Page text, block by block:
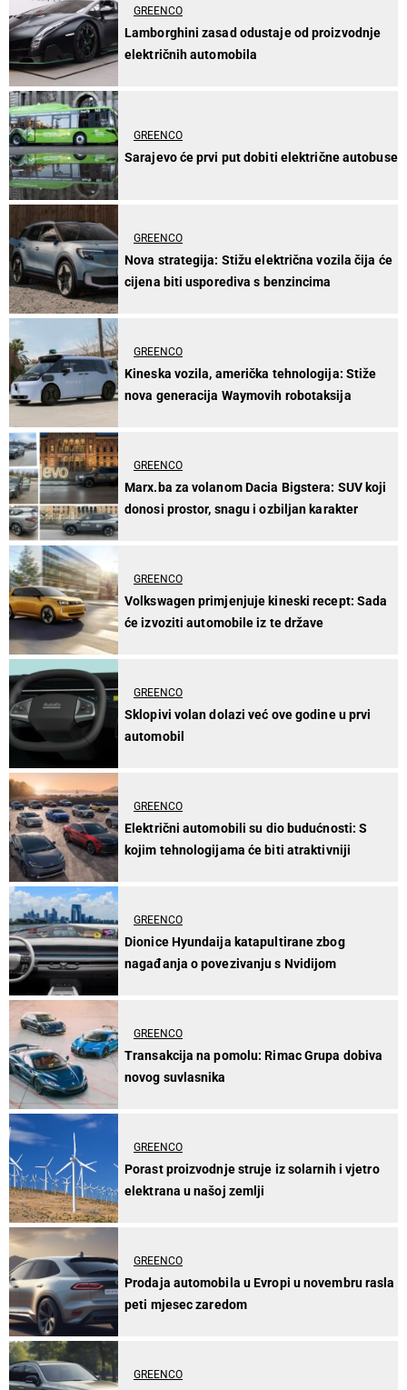
GREENCO
Lamborghini zasad odustaje od proizvodnje
električnih automobila
GREENCO
Sarajevo će prvi put dobiti električne autobuse
GREENCO
Nova strategija: Stižu električna vozila čija će
cijena biti usporediva s benzincima
GREENCO
Kineska vozila, američka tehnologija: Stiže
nova generacija Waymovih robotaksija
GREENCO
Marx.ba za volanom Dacia Bigstera: SUV koji
donosi prostor, snagu i ozbiljan karakter
GREENCO
Volkswagen primjenjuje kineski recept: Sada
će izvoziti automobile iz te države
GREENCO
Sklopivi volan dolazi već ove godine u prvi
automobil
GREENCO
Električni automobili su dio budućnosti: S
kojim tehnologijama će biti atraktivniji
GREENCO
Dionice Hyundaija katapultirane zbog
nagađanja o povezivanju s Nvidijom
GREENCO
Transakcija na pomolu: Rimac Grupa dobiva
novog suvlasnika
GREENCO
Porast proizvodnje struje iz solarnih i vjetro
elektrana u našoj zemlji
GREENCO
Prodaja automobila u Evropi u novembru rasla
peti mjesec zaredom
GREENCO